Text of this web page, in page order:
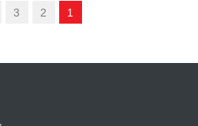
1
2
3